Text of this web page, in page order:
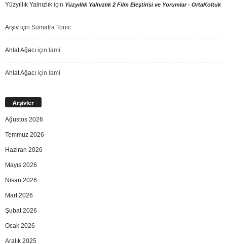
Yüzyıllık Yalnızlık için Yüzyıllık Yalnızlık 2 Film Eleştirisi ve Yorumlar - OrtaKoltuk
Arşiv için Sumatra Tonic
Ahlat Ağacı için lami
Ahlat Ağacı için lami
Arşivler
Ağustos 2026
Temmuz 2026
Haziran 2026
Mayıs 2026
Nisan 2026
Mart 2026
Şubat 2026
Ocak 2026
Aralık 2025